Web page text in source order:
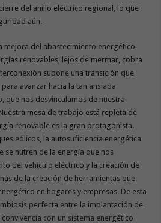
del anillo eléctrico regional, lo que
aún.
mejora del abastecimiento energético,
renovables, lejos de mermar, cobra
supone una transición que
avanzar hacia la tan ansiada
que nos desvinculamos de nuestra
mesa de trabajo está repleta de
renovable es la gran protagonista.
eólicos, la autosuficiencia energética
se nutren de la energía que nos
del vehículo eléctrico y la creación de
de la creación de herramientas que
en hogares y empresas. De esta
perfecta entre la implantación de
con un sistema energético